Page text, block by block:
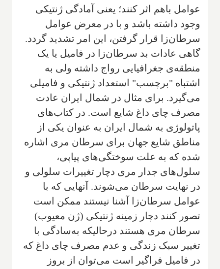
عوامل باهم اثر کنند؛ یعنی آمادگی ژنتیکی
وجود داشته باشد و با در معرض عوامل
سرطان‌زا قرار گرفتن، این امر تشدید گردد.
گاهی عادات بد سرطان‌زا در فامیل یا یک
منطقه‌ی جغرافیایی رواج داشته ولی به
اشتباه "برچسب" استعداد ژنتیکی و فامیلی
می‌گیرد. برای مثال در شمال ایران عادت
مصرف چای داغ شایع است. در کتاب‌های
پاتولوژی به شمال ایران به عنوان یکی از
مناطق شایع جهان برای سرطان مری اشاره
شده که به علت سوختگی‌های پیاپی،
سلول‌های جدار مری دچار تغییرات سلولی و
در نهایت سرطان می‌شوند. آنهایی که با
عوامل سرطان‌زا آشنا نیستند ممکن است
تصور کنند دچار زمینه‌ ژنتیکی (ژن معیوب)
سرطان مری هستند درحالیکه به‌سادگی با
تغییر سبک زندگی و عدم مصرف چای داغ که
در فامیل فراگیر است می‌توان از بروز